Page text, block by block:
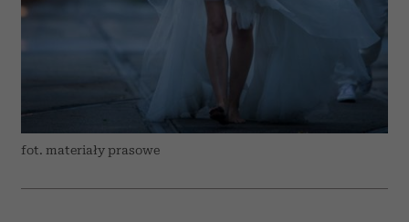
fot. materiały prasowe